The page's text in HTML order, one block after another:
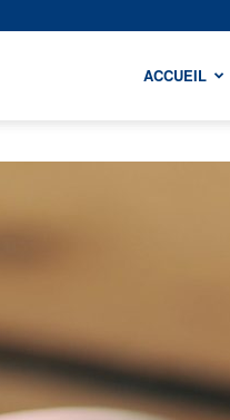
de
Manrèse
ACCUEIL